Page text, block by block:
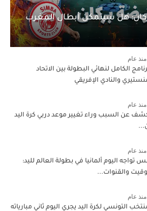
هل سيتمكن أبطال المغرب
منذ عام
الكامل لنهائي البطولة بين الاتحاد
والنادي الإفريقي
منذ عام
عن السبب وراء تغيير موعد دربي كرة اليد
منذ عام
تواجه اليوم ألمانيا في بطولة العالم لليد:
والقنوات...
منذ عام
التونسي لكرة اليد يجري اليوم ثاني مبارياته